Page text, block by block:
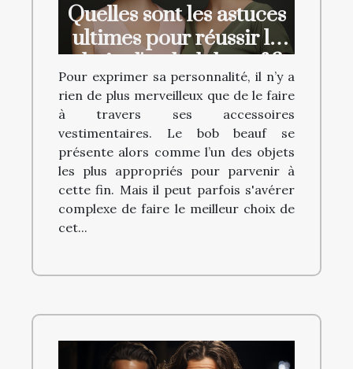
Quelles sont les astuces
ultimes pour réussir le
choix d'un bob beauf ?
Pour exprimer sa personnalité, il n’y a
rien de plus merveilleux que de le faire
à travers ses accessoires
vestimentaires. Le bob beauf se
présente alors comme l’un des objets
les plus appropriés pour parvenir à
cette fin. Mais il peut parfois s'avérer
complexe de faire le meilleur choix de
cet...